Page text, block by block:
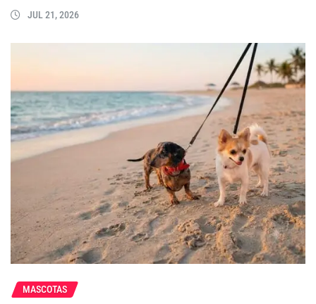
JUL 21, 2026
MASCOTAS